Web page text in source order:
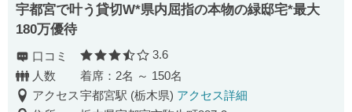
宇都宮で叶う貸切W*県内屈指の本物の緑邸宅*最大
180万優待
口コミ 口コミ評価
3.6
人数
着席：2名 ～ 150名
アクセス宇都宮駅 (栃木県) アクセス詳細